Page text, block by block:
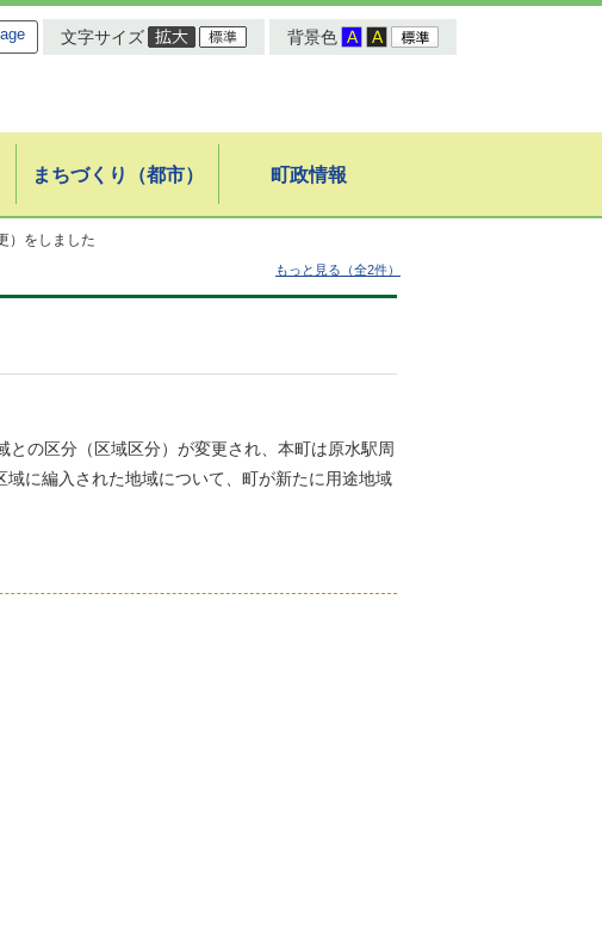
文字サイズ 背景色
まちづくり（都市） 町政情報
）をしました
もっと見る（全2件）
の区分（区域区分）が変更され、本町は原水駅周
に編入された地域について、町が新たに用途地域